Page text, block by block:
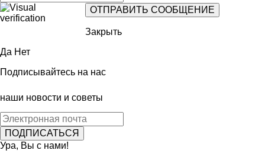
Закрыть
Да Нет
Подписывайтесь на нас
наши новости и советы
Ура, Вы с нами!